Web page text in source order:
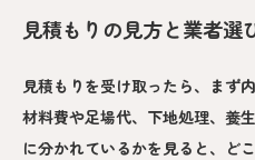
見積もりの見方と業者選
見積もりを受け取ったら、まず
材料費や足場代、下地処理、養
に分かれているかを見ると、ど